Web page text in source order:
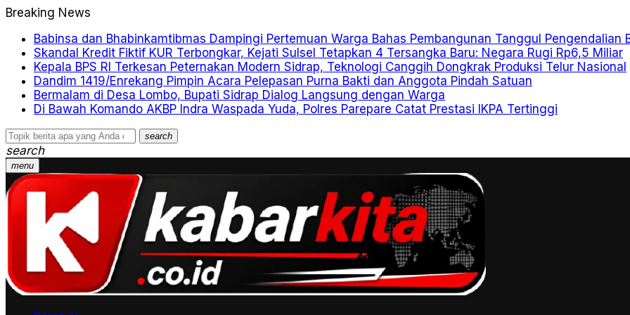
Breaking News
Babinsa dan Bhabinkamtibmas Dampingi Pertemuan Warga Bahas Pembangunan Tanggul Pengendalian
Skandal Kredit Fiktif KUR Terbongkar, Kejati Sulsel Tetapkan 4 Tersangka Baru: Negara Rugi Rp6,5 Miliar
Kepala BPS RI Terkesan Peternakan Modern Sidrap, Teknologi Canggih Dongkrak Produksi Telur Nasional
Dandim 1419/Enrekang Pimpin Acara Pelepasan Purna Bakti dan Anggota Pindah Satuan
Bermalam di Desa Lombo, Bupati Sidrap Dialog Langsung dengan Warga
Di Bawah Komando AKBP Indra Waspada Yuda, Polres Parepare Catat Prestasi IKPA Tertinggi
search
search
menu